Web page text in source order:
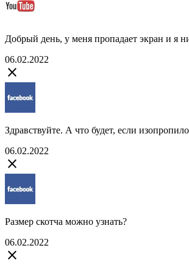
Добрый день, у меня пропадает экран и я
06.02.2022
close
Здравствуйте. А что будет, если
06.02.2022
close
Размер скотча можно узнать?
06.02.2022
close